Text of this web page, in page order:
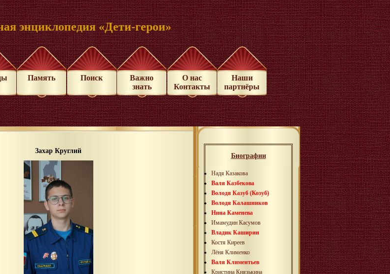
энциклопедия «Дети-герои»
Память Поиск
Важно
знать
О нас
Контакты
Наши
партнёры
Биографии
Надя Казакова
Валя Казбекова
Володя Казуб (Козуб)
Володя Калашников
Нина Каменева
Имамудин Касумов
Владик Каширин
Костя Киреев
Лёня Клименко
Валя Климентьев
Кристина Князькина
Захар Круглий